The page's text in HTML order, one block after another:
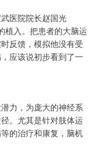
医院院长赵国光
植入。把患者的大脑运
反馈，模拟他没有受
应该说初步看到了一
力，为庞大的神经系
。尤其是针对肢体运
的治疗和康复，脑机